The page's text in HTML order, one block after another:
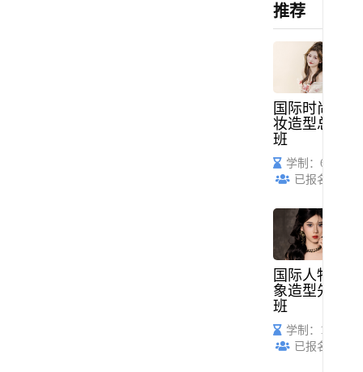
推荐
国际时尚化
妆造型总监
班
学制：6个月
已报名：57
国际人物形
象造型先锋
班
学制：1年
已报名：52